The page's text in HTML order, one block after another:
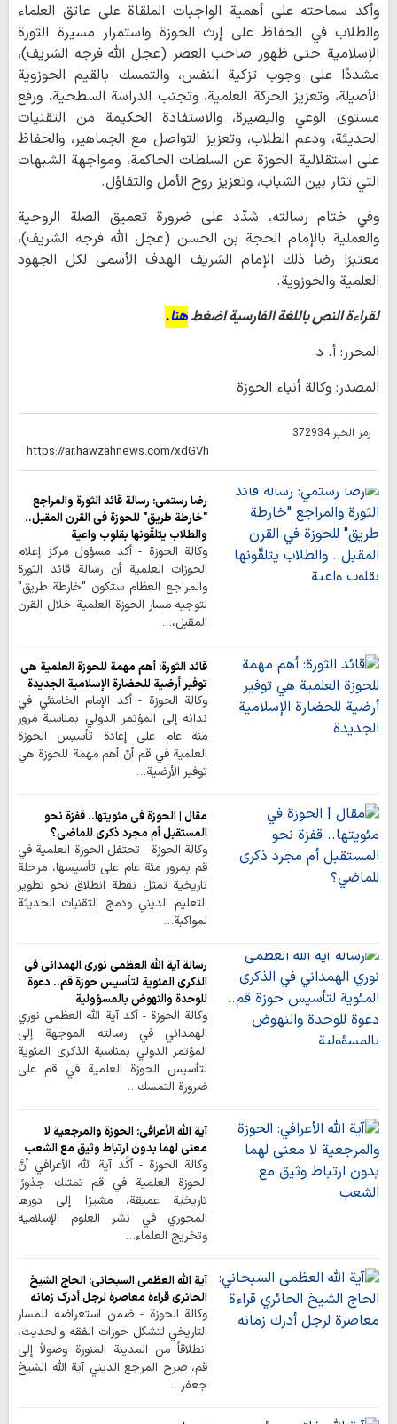
وأكد سماحته على أهمية الواجبات الملقاة على عاتق العلماء
والطلاب في الحفاظ على إرث الحوزة واستمرار مسيرة الثورة
الإسلامية حتى ظهور صاحب العصر (عجل الله فرجه الشريف)،
مشددًا على وجوب تزكية النفس، والتمسك بالقيم الحوزوية
الأصيلة، وتعزيز الحركة العلمية، وتجنب الدراسة السطحية، ورفع
مستوى الوعي والبصيرة، والاستفادة الحكيمة من التقنيات
الحديثة، ودعم الطلاب، وتعزيز التواصل مع الجماهير، والحفاظ
على استقلالية الحوزة عن السلطات الحاكمة، ومواجهة الشبهات
التي تثار بين الشباب، وتعزيز روح الأمل والتفاؤل.
وفي ختام رسالته، شدّد على ضرورة تعميق الصلة الروحية
والعملية بالإمام الحجة بن الحسن (عجل الله فرجه الشريف)،
معتبرًا رضا ذلك الإمام الشريف الهدف الأسمى لكل الجهود
العلمية والحوزوية.
لقراءة النص باللغة الفارسية اضغطهنا.
المحرر: أ. د
المصدر: وكالة أنباء الحوزة
رمز الخبر:372934
رضا رستمي: رسالة قائد الثورة والمراجع
"خارطة طريق" للحوزة في القرن المقبل..
والطلاب يتلقّونها بقلوب واعية
وكالة الحوزة - أكد مسؤول مركز إعلام
الحوزات العلمية أن رسالة قائد الثورة
والمراجع العظام ستكون "خارطة طريق"
لتوجيه مسار الحوزة العلمية خلال القرن
المقبل،…
قائد الثورة: أهم مهمة للحوزة العلمية هي
توفير أرضية للحضارة الإسلامية الجديدة
وكالة الحوزة - أكد الإمام الخامنئي في
ندائه إلى المؤتمر الدولي بمناسبة مرور
مئة عام على إعادة تأسيس الحوزة
العلمية في قم أنّ أهم مهمة للحوزة هي
توفير الأرضية…
مقال | الحوزة في مئويتها.. قفزة نحو
المستقبل أم مجرد ذكرى للماضي؟
وكالة الحوزة - تحتفل الحوزة العلمية في
قم بمرور مئة عام على تأسيسها، مرحلة
تاريخية تمثل نقطة انطلاق نحو تطوير
التعليم الديني ودمج التقنيات الحديثة
لمواكبة…
رسالة آية الله العظمى نوري الهمداني في
الذكرى المئوية لتأسيس حوزة قم.. دعوة
للوحدة والنهوض بالمسؤولية
وكالة الحوزة - أكد آية الله العظمى نوري
الهمداني في رسالته الموجهة إلى
المؤتمر الدولي بمناسبة الذكرى المئوية
لتأسيس الحوزة العلمية في قم على
ضرورة التمسك…
آية الله الأعرافي: الحوزة والمرجعية لا
معنى لهما بدون ارتباط وثيق مع الشعب
وكالة الحوزة - أكَّد آية الله الأعرافي أنَّ
الحوزة العلمية في قم تمتلك جذورًا
تاريخية عميقة، مشيرًا إلى دورها
المحوري في نشر العلوم الإسلامية
وتخريج العلماء…
آية الله العظمى السبحاني: الحاج الشيخ
الحائري قراءة معاصرة لرجل أدرك زمانه
وكالة الحوزة - ضمن استعراضه للمسار
التاریخي لتشکل حوزات الفقه والحدیث،
انطلاقاً من المدینة المنورة وصولاً إلى
قم، صرح المرجع الديني آية الله الشيخ
جعفر…